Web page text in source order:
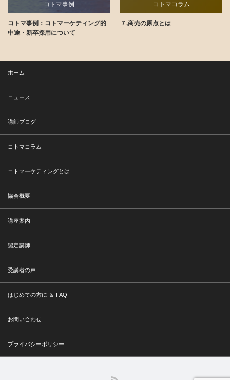
コトマ事例
講師ブログ
コトマ事例：コトマーケティング的
中途・新卒採用について
コトマコラム
７,商売の原点とは
ホーム
ニュース
講師ブログ
コトマコラム
コトマーケティングとは
協会概要
講座案内
認定講師
受講者の声
はじめての方に ＆ FAQ
お問い合わせ
プライバシーポリシー